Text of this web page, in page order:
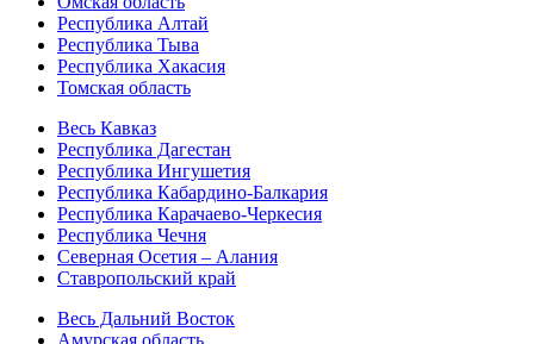
Республика Алтай
Республика Тыва
Республика Хакасия
Томская область
Весь Кавказ
Республика Дагестан
Республика Ингушетия
Республика Кабардино-Балкария
Республика Карачаево-Черкесия
Республика Чечня
Северная Осетия – Алания
Ставропольский край
Весь Дальний Восток
Амурская область